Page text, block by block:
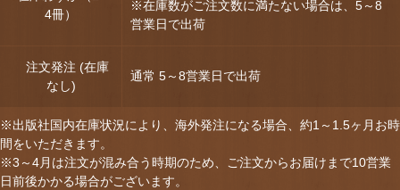
4冊）
※在庫数がご注文数に満たない場合は、5～8
営業日で出荷
注文発注 (在庫
なし)
通常 5～8営業日で出荷
※出版社国内在庫状況により、海外発注になる場合、約1～1.5ヶ月お時
間をいただきます。
※3～4月は注文が混み合う時期のため、ご注文からお届けまで10営業
日前後かかる場合がございます。